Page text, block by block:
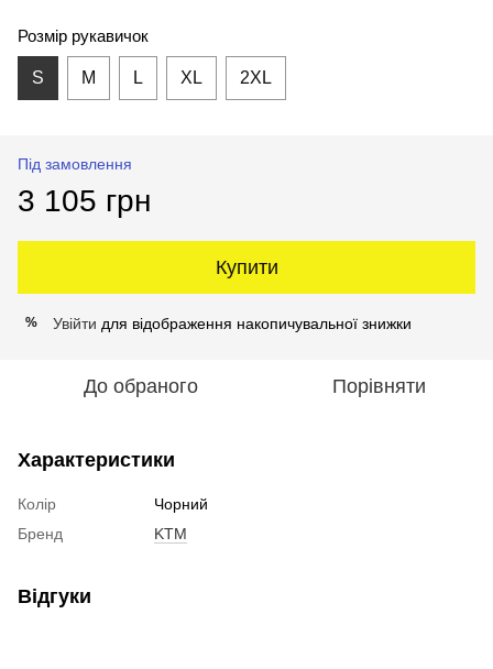
Розмір рукавичок
S M L XL 2XL
Під замовлення
3 105 грн
Купити
% Увійти для відображення накопичувальної знижки
До обраного Порівняти
Характеристики
Колір
Чорний
Бренд
KTM
Відгуки